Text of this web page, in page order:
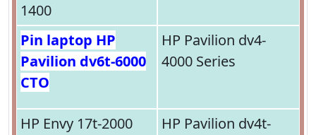
1400
Pin laptop HP
Pavilion dv6t-6000
CTO
HP Pavilion dv4-
4000 Series
HP Envy 17t-2000
HP Pavilion dv4t-